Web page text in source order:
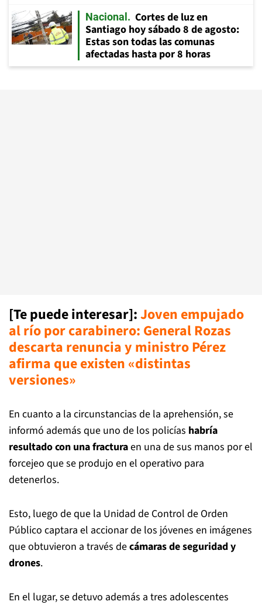
Nacional
Cortes de luz en
Santiago hoy sábado 8 de agosto:
Estas son todas las comunas
afectadas hasta por 8 horas
[Te puede interesar]:Joven empujado
al río por carabinero: General Rozas
descarta renuncia y ministro Pérez
afirma que existen «distintas
versiones»
En cuanto a la circunstancias de la aprehensión, se
informó además que uno de los policías habría
resultado con una fracturaen una de sus manos por el
forcejeo que se produjo en el operativo para
detenerlos.
Esto, luego de que la Unidad de Control de Orden
Público captara el accionar de los jóvenes en imágenes
que obtuvieron a través decámaras de seguridad y
drones.
En el lugar, se detuvo además a tres adolescentes